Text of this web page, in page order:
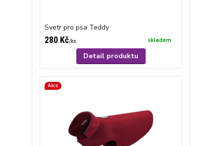
Svetr pro psa Teddy
280 Kč/ks skladem
Detail produktu
Akce